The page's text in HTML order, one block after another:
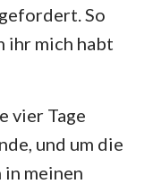
So
ihr mich habt
vier Tage
und um die
meinen